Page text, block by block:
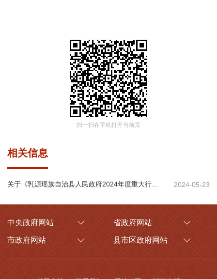
扫一扫在手机打开当前页
相关信息
2024-05-23
中央政府网站 省政府网站
市政府网站 县市区政府网站